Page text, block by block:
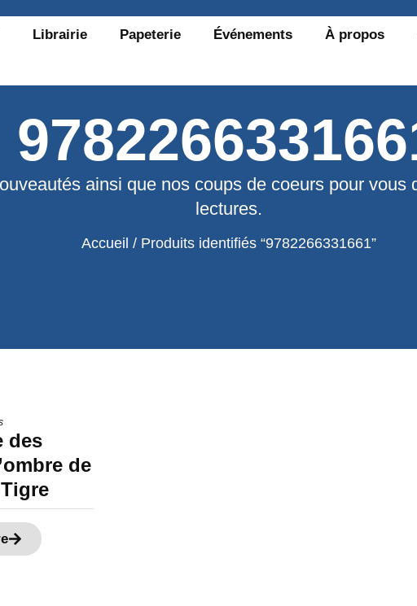
Librairie Papeterie Événements À propos
ainsi que nos coups de coeurs pour vous
lectures.
Accueil / Produits identifiés “9782266331661”
des
de